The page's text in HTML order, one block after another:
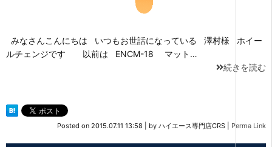
みなさんこんにちは いつもお世話になっている 澤村様 ホイー
ルチェンジです 以前は ENCM-18 マット…
続きを読む
Posted on 2015.07.11 13:58 by ハイエース専門店CRS Perma Link